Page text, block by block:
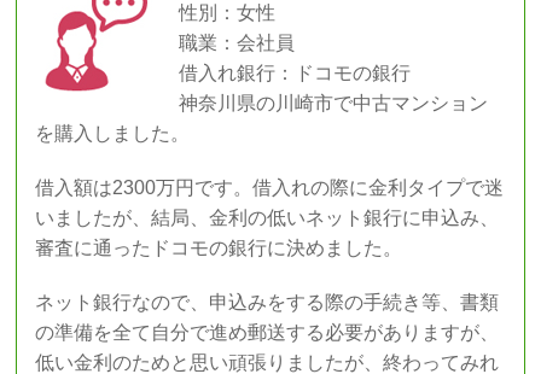
性別：女性
職業：会社員
借入れ銀行：ドコモの銀行
神奈川県の川崎市で中古マンション
を購入しました。
借入額は2300万円です。借入れの際に金利タイプで迷
いましたが、結局、金利の低いネット銀行に申込み、
審査に通ったドコモの銀行に決めました。
ネット銀行なので、申込みをする際の手続き等、書類
の準備を全て自分で進め郵送する必要がありますが、
低い金利のためと思い頑張りましたが、終わってみれ